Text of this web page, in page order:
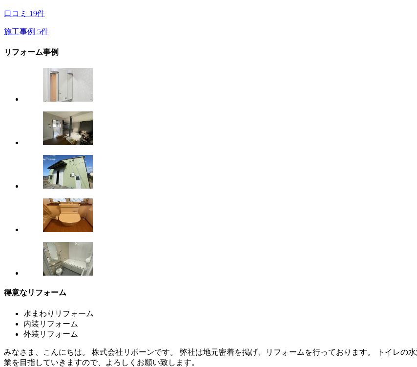
口コミ 19件
施工事例 5件
リフォーム事例
得意なリフォーム
水まわりリフォーム
内装リフォーム
外装リフォーム
みなさま、こんにちは。 株式会社リボーンです。 弊社は地元密着を掲げ、リフォームを行っております。 トイレの
業を目指していきますので、よろしくお願い致します。